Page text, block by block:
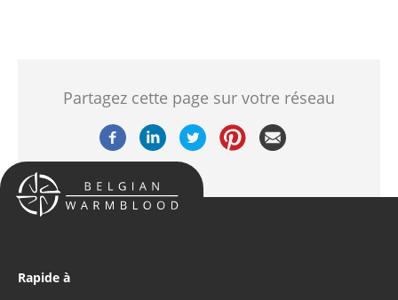
Partagez cette page sur votre réseau
Rapide à